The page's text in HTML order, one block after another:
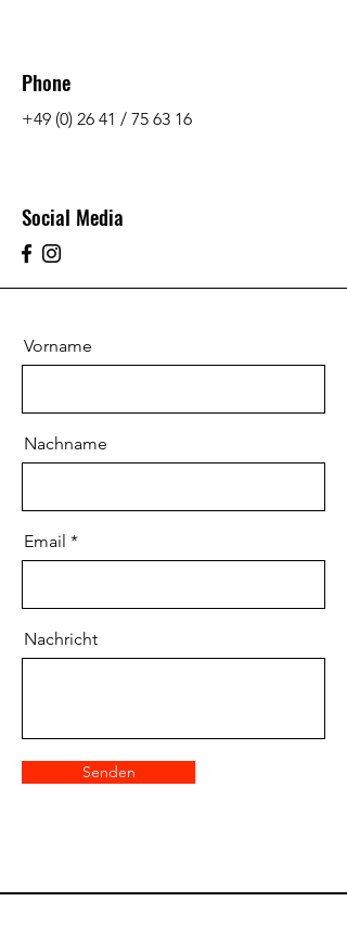
Phone
+49 (0) 26 41 / 75 63 16
Social Media
Vorname
Nachname
Email
Nachricht
Senden